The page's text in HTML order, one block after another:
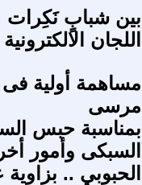
بين شبابٍ نَكِرات
اللجان
مساهمة أولية
مرسى
بمناسبة حبس
السبكى وأمور
الحبوبي .. بزاوية